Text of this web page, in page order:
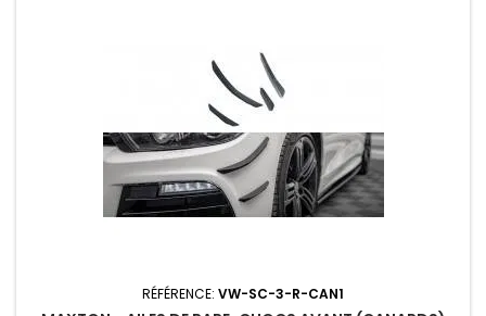
RÉFÉRENCE: VW-SC-3-R-CAN1